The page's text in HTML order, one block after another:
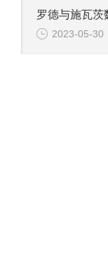
2023-05-30